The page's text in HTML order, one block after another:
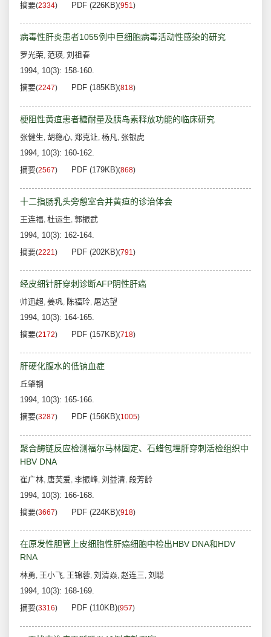
摘要(2334) PDF (226KB)(951)
病毒性肝炎患者1055例中巨细胞病毒活动性感染的研究
罗光荣, 范瑛, 刘祖春
1994, 10(3): 158-160.
摘要(2247) PDF (185KB)(818)
梗阻性黄疸患者糖耐量及胰岛素释放功能的临床研究
张健生, 胡稳心, 郑克让, 杨凡, 张银虎
1994, 10(3): 160-162.
摘要(2567) PDF (179KB)(868)
十二指肠乳头旁憩室合并黄疸的诊治体会
王连福, 杜运生, 郭振武
1994, 10(3): 162-164.
摘要(2221) PDF (202KB)(791)
经皮细针肝穿刺诊断AFP阴性肝癌
帅迅超, 姜巩, 陈福玲, 屠达望
1994, 10(3): 164-165.
摘要(2172) PDF (157KB)(718)
肝硬化腹水的低钠血症
丘肇钢
1994, 10(3): 165-166.
摘要(3287) PDF (156KB)(1005)
聚合酶链反应检测福尔马林固定、石蜡包埋肝穿刺活检组织中
HBV DNA
崔广林, 唐芙爱, 李振峰, 刘益清, 段芳龄
1994, 10(3): 166-168.
摘要(3667) PDF (224KB)(918)
在原发性胆管上皮细胞性肝癌细胞中检出HBV DNA和HDV
RNA
林勇, 王小飞, 王锦蓉, 刘清焱, 赵连三, 刘聪
1994, 10(3): 168-169.
摘要(3316) PDF (110KB)(957)